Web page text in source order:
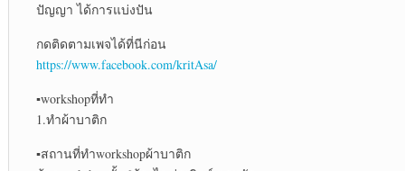
ปัญญา ได้การแบ่งปัน
กดติดตามเพจได้ที่นีก่อน
https://www.facebook.com/kritAsa/
▪︎workshopที่ทำ
1.ทำผ้าบาติก
▪︎สถานที่ทำworkshopผ้าบาติก